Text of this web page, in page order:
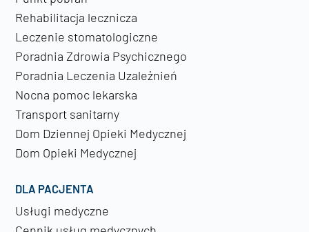
Rehabilitacja lecznicza
Leczenie stomatologiczne
Poradnia Zdrowia Psychicznego
Poradnia Leczenia Uzależnień
Nocna pomoc lekarska
Transport sanitarny
Dom Dziennej Opieki Medycznej
Dom Opieki Medycznej
DLA PACJENTA
Usługi medyczne